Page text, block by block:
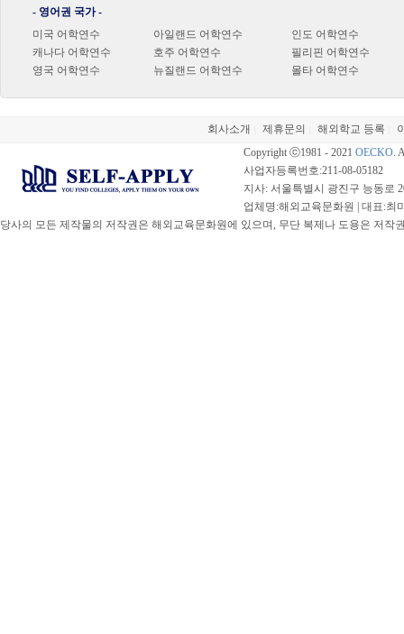
- 영어권 국가 -
미국 어학연수
캐나다 어학연수
영국 어학연수
아일랜드 어학연수
호주 어학연수
뉴질랜드 어학연수
인도 어학연수
필리핀 어학연수
몰타 어학연수
회사소개 제휴문의 해외학교 등록
Copyright ⓒ1981 - 2021 OECKO.
사업자등록번호:211-08-05182
지사: 서울특별시 광진구 능동로
업체명:해외교육문화원 | 대표:최
당사의 모든 제작물의 저작권은 해외교육문화원에 있으며, 무단 복제나 도용은 저